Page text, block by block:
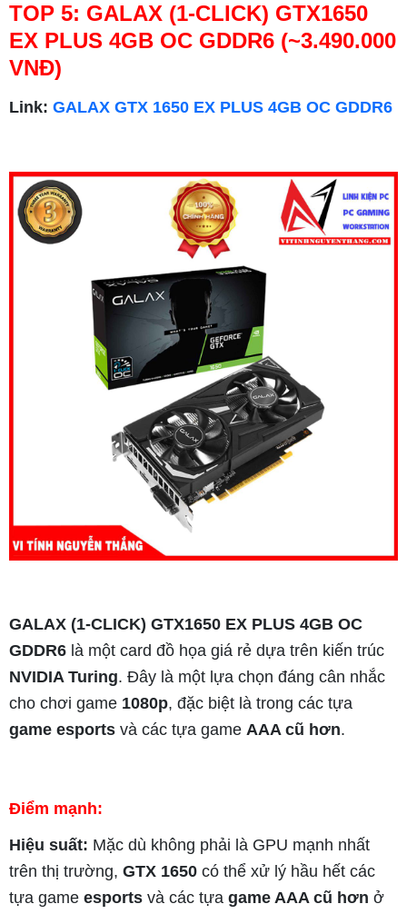
TOP 5: GALAX (1-CLICK) GTX1650
EX PLUS 4GB OC GDDR6 (~3.490.000
VNĐ)
Link: GALAX GTX 1650 EX PLUS 4GB OC GDDR6
GALAX (1-CLICK) GTX1650 EX PLUS 4GB OC
GDDR6 là một card đồ họa giá rẻ dựa trên kiến trúc
NVIDIA Turing. Đây là một lựa chọn đáng cân nhắc
cho chơi game 1080p, đặc biệt là trong các tựa
game esports và các tựa game AAA cũ hơn.
Điểm mạnh:
Hiệu suất: Mặc dù không phải là GPU mạnh nhất
trên thị trường, GTX 1650 có thể xử lý hầu hết các
tựa game esports và các tựa game AAA cũ hơn ở